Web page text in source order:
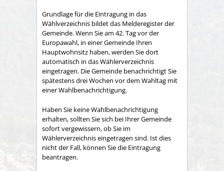
Grundlage für die Eintragung in das
Wählverzeichnis bildet das Melderegister der
Gemeinde. Wenn Sie am 42. Tag vor der
Europawahl, in einer Gemeinde Ihren
Hauptwohnsitz haben, werden Sie dort
automatisch in das Wählerverzeichnis
eingetragen. Die Gemeinde benachrichtigt Sie
spätestens drei Wochen vor dem Wahltag mit
einer Wahlbenachrichtigung.
Haben Sie keine Wahlbenachrichtigung
erhalten, sollten Sie sich bei Ihrer Gemeinde
sofort vergewissern, ob Sie im
Wählerverzeichnis eingetragen sind. Ist dies
nicht der Fall, können Sie die Eintragung
beantragen.